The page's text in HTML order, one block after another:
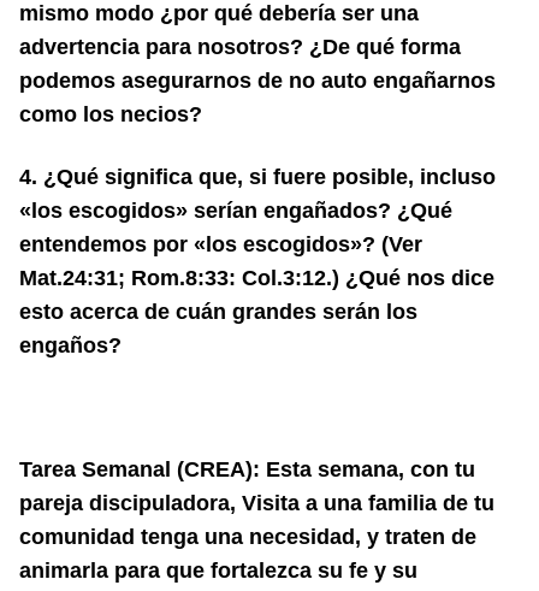
mismo modo ¿por qué debería ser una
advertencia para nosotros? ¿De qué forma
podemos asegurarnos de no auto engañarnos
como los necios?
4. ¿Qué significa que, si fuere posible, incluso
«los escogidos» serían engañados? ¿Qué
entendemos por «los escogidos»? (Ver
Mat.24:31; Rom.8:33: Col.3:12.) ¿Qué nos dice
esto acerca de cuán grandes serán los
engaños?
Tarea Semanal (CREA): Esta semana, con tu
pareja discipuladora, Visita a una familia de tu
comunidad tenga una necesidad, y traten de
animarla para que fortalezca su fe y su